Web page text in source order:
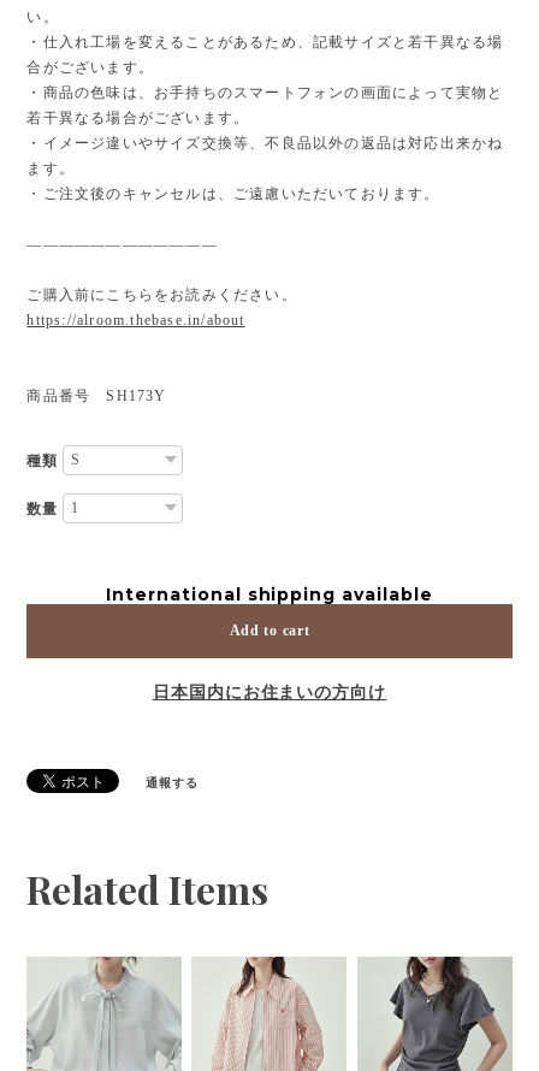
い。
・仕入れ工場を変えることがあるため、記載サイズと若干異なる場
合がございます。
・商品の色味は、お手持ちのスマートフォンの画面によって実物と
若干異なる場合がございます。
・イメージ違いやサイズ交換等、不良品以外の返品は対応出来かね
ます。
・ご注文後のキャンセルは、ご遠慮いただいております。
————————————
ご購入前にこちらをお読みください。
https://alroom.thebase.in/about
商品番号 SH173Y
種類
数量
International shipping available
Add to cart
日本国内にお住まいの方向け
通報する
Related Items